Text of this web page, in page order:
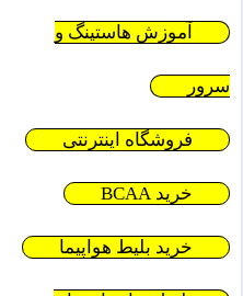
آموزش هاستینگ و
سرور
فروشگاه اینترنتی
خرید BCAA
خرید بلیط هواپیما